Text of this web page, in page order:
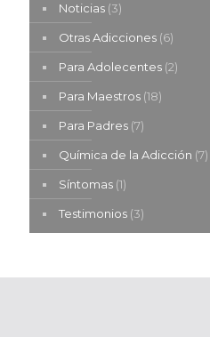
Noticias (3)
Otras Adicciones (6)
Para Adolecentes (2)
Para Maestros (18)
Para Padres (7)
Química de la Adicción (7)
Síntomas (1)
Testimonios (3)